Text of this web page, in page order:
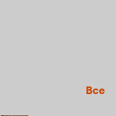
Все